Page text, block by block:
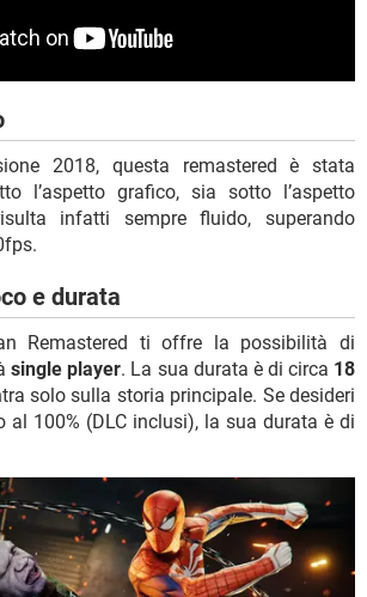
2018, questa remastered è stata
l’aspetto grafico, sia sotto l’aspetto
infatti sempre fluido, superando
e durata
Remastered ti offre la possibilità di
single player. La sua durata è di circa 18
solo sulla storia principale. Se desideri
al 100% (DLC inclusi), la sua durata è di